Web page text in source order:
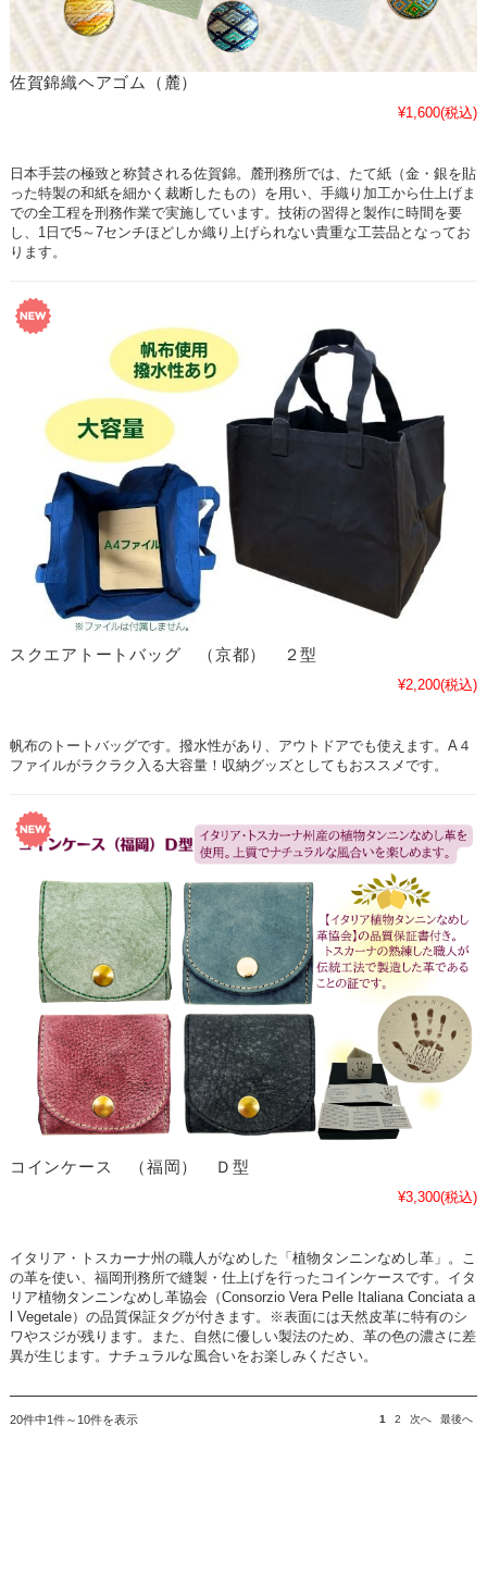
佐賀錦織ヘアゴム（麓）
¥1,600(税込)
日本手芸の極致と称賛される佐賀錦。麓刑務所では、たて紙（金・銀を貼
った特製の和紙を細かく裁断したもの）を用い、手織り加工から仕上げま
での全工程を刑務作業で実施しています。技術の習得と製作に時間を要
し、1日で5～7センチほどしか織り上げられない貴重な工芸品となってお
ります。
スクエアトートバッグ （京都） ２型
¥2,200(税込)
帆布のトートバッグです。撥水性があり、アウトドアでも使えます。A４
ファイルがラクラク入る大容量！収納グッズとしてもおススメです。
コインケース （福岡） Ｄ型
¥3,300(税込)
イタリア・トスカーナ州の職人がなめした「植物タンニンなめし革」。こ
の革を使い、福岡刑務所で縫製・仕上げを行ったコインケースです。イタ
リア植物タンニンなめし革協会（Consorzio Vera Pelle Italiana Conciata a
l Vegetale）の品質保証タグが付きます。※表面には天然皮革に特有のシ
ワやスジが残ります。また、自然に優しい製法のため、革の色の濃さに差
異が生じます。ナチュラルな風合いをお楽しみください。
20件中1件～10件を表示 1 2 次へ 最後へ